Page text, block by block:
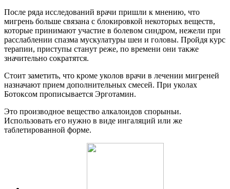
После ряда исследований врачи пришли к мнению, что
мигрень больше связана с блокировкой некоторых веществ,
которые принимают участие в болевом синдром, нежели при
расслаблении спазма мускулатуры шеи и головы. Пройдя курс
терапии, приступы станут реже, по времени они также
значительно сократятся.
Стоит заметить, что кроме уколов врачи в лечении мигреней
назначают прием дополнительных смесей. При уколах
Ботоксом прописывается Эрготамин.
Это производное вещество алкалоидов спорыньи.
Использовать его нужно в виде ингаляций или же
таблетированной форме.